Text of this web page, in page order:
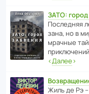
ЗАТО: город
После­дняя
зана, но в
мрачные
‹Далее›
Жиль де Рэ